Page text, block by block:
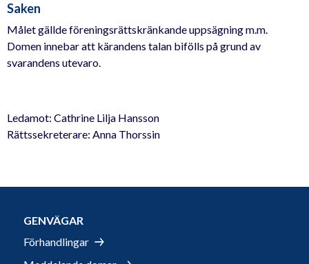
Saken
Målet gällde föreningsrättskränkande uppsägning m.m.
Domen innebar att kärandens talan bifölls på grund av
svarandens utevaro.
Ledamot: Cathrine Lilja Hansson
Rättssekreterare: Anna Thorssin
GENVÄGAR
Förhandlingar